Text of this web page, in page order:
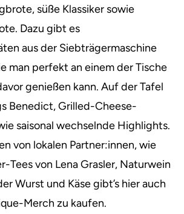
süße Klassiker sowie
Dazu gibt es
aus der Siebträgermaschine
man perfekt an einem der Tische
genießen kann. Auf der Tafel
Benedict, Grilled-Cheese-
saisonal wechselnde Highlights.
von lokalen Partner:innen, wie
Tees von Lena Grasler, Naturwein
Wurst und Käse gibt’s hier auch
Merch zu kaufen.